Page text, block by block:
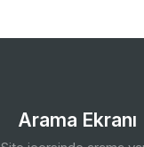
Arama Ekranı